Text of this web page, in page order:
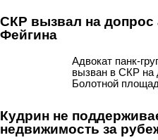
СКР вызвал на допрос
Фейгина
Адвокат панк-
вызван в СКР на
Болотной
Кудрин не
недвижимость за